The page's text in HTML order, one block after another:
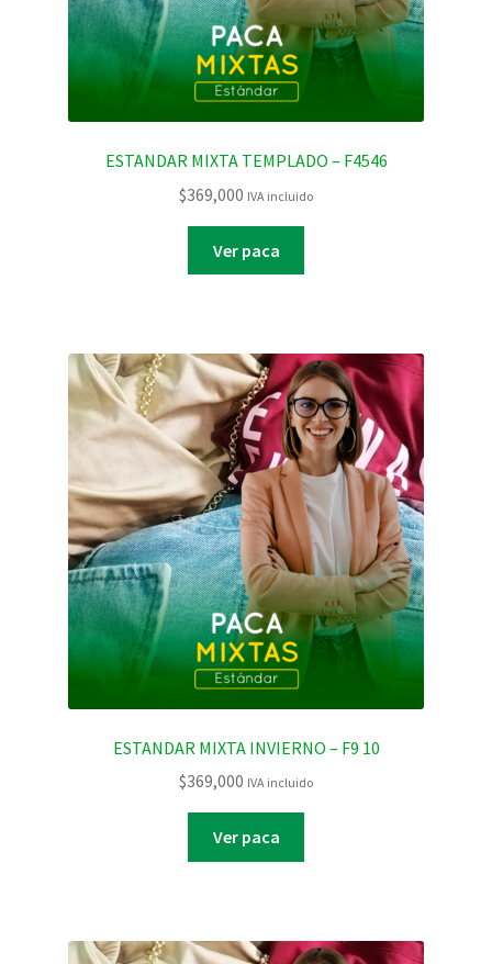
ESTANDAR MIXTA TEMPLADO – F4546
$369,000 IVA incluido
Ver paca
ESTANDAR MIXTA INVIERNO – F9 10
$369,000 IVA incluido
Ver paca